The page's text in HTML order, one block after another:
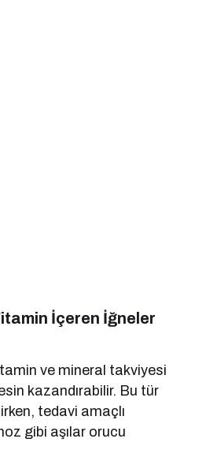
İçeren İğneler
ve mineral takviyesi
kazandırabilir. Bu tür
tedavi amaçlı
gibi aşılar orucu